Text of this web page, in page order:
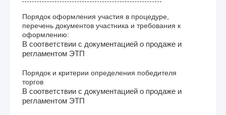
Порядок оформления участия в процедуре,
перечень документов участника и требования к
оформлению:
В соответствии с документацией о продаже и
регламентом ЭТП
Порядок и критерии определения победителя
торгов
В соответствии с документацией о продаже и
регламентом ЭТП